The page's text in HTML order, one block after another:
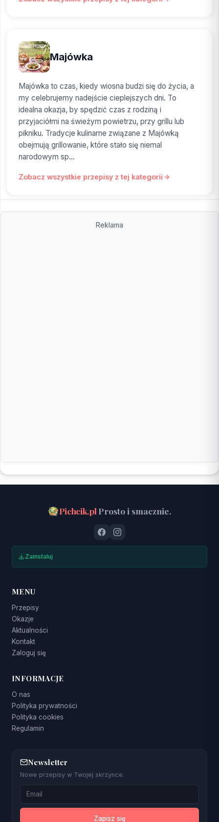
Majówka
Majówka to czas, kiedy wiosna budzi się do życia, a
my celebrujemy nadejście cieplejszych dni. To
idealna okazja, by spędzić czas z rodziną i
przyjaciółmi na świeżym powietrzu, przy grillu lub
pikniku. Tradycje kulinarne związane z Majówką
obejmują grillowanie, które stało się niemal
narodowym sp...
Zobacz wszystkie przepisy z tej kategorii
Reklama
Pichcik.pl Prosto i smacznie.
Zainstaluj
MENU
Przepisy
Okazje
Aktualności
Kontakt
Zaloguj się
INFORMACJE
O nas
Polityka prywatności
Polityka cookies
Regulamin
Newsletter
Nowe przepisy w Twojej skrzynce.
Zapisz się